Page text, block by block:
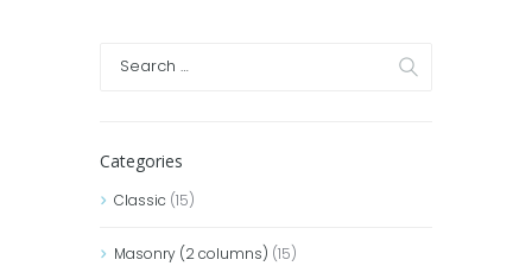
Categories
Classic (15)
Masonry (2 columns) (15)